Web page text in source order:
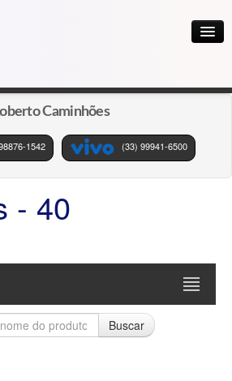
Caminhões
1542 (33) 99941-6500
- 40
Buscar